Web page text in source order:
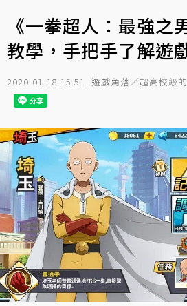
《一拳超人：最強之
教學，手把手了解遊
2020-01-18 15:51 遊戲角落／超高校級